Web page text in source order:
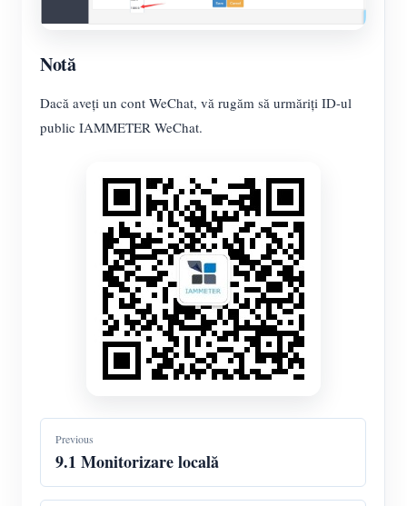
Notă
Dacă aveți un cont WeChat, vă rugăm să urmăriți ID-ul
public IAMMETER WeChat.
Previous
9.1 Monitorizare locală